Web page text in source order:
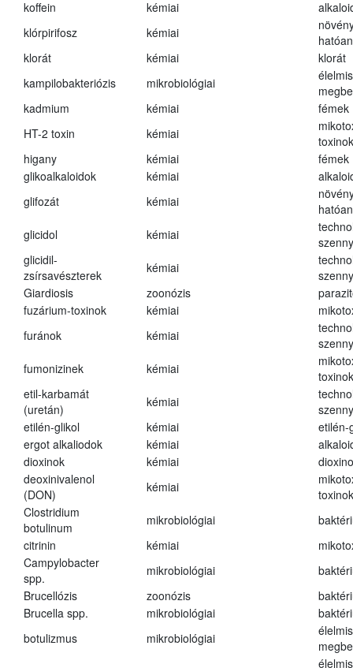
koffein
kémiai
klórpirifosz
kémiai
klorát
kémiai
klorát
kampilobakteriózis
mikrobiológiai
kadmium
kémiai
fémek
HT-2 toxin
kémiai
toxinok
higany
kémiai
fémek
glikoalkaloidok
kémiai
glifozát
kémiai
glicidol
kémiai
glicidil-
zsírsavészterek
kémiai
Giardiosis
zoonózis
fuzárium-toxinok
kémiai
furánok
kémiai
fumonizinek
kémiai
toxinok
etil-karbamát
(uretán)
kémiai
etilén-glikol
kémiai
etilén-
ergot alkaliodok
kémiai
dioxinok
kémiai
deoxinivalenol
(DON)
kémiai
toxinok
Clostridium
botulinum
mikrobiológiai
citrinin
kémiai
Campylobacter
spp.
mikrobiológiai
Brucellózis
zoonózis
Brucella spp.
mikrobiológiai
botulizmus
mikrobiológiai